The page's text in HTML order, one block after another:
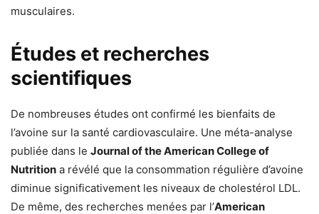
musculaires.
Études et recherches
scientifiques
De nombreuses études ont confirmé les bienfaits de
l’avoine sur la santé cardiovasculaire. Une méta-analyse
publiée dans le Journal of the American College of
Nutrition a révélé que la consommation régulière d’avoine
diminue significativement les niveaux de cholestérol LDL.
De même, des recherches menées par l’American